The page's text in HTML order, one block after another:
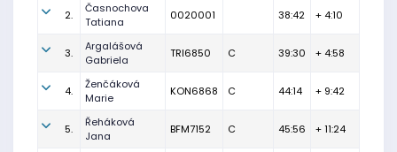
2.
Časnochova
Tatiana
0020001 38:42 + 4:10
3.
Argalášová
Gabriela
TRI6850 C 39:30 + 4:58
4.
Ženčáková
Marie
KON6868 C 44:14 + 9:42
5.
Řeháková
Jana
BFM7152 C 45:56 + 11:24